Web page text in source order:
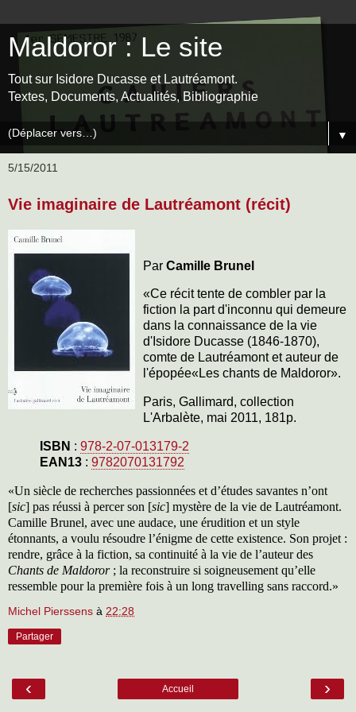
Maldoror : Le site
Tout sur Isidore Ducasse et Lautréamont.
Textes, Documents, Actualités, Bibliographie
▼
5/15/2011
Vie imaginaire de Lautréamont (récit)
Par Camille Brunel
«Ce récit tente de combler par la
fiction la part d'inconnu qui demeure
dans la connaissance de la vie
d'Isidore Ducasse (1846-1870),
comte de Lautréamont et auteur de
l'épopée«Les chants de Maldoror».
Paris, Gallimard, collection
L'Arbalète, mai 2011, 181p.
ISBN : 978-2-07-013179-2
EAN13 : 9782070131792
«Un siècle de recherches passionnées et d’études savantes n’ont
[sic] pas réussi à percer son [sic] mystère de la vie de Lautréamont.
Camille Brunel, avec une audace, une érudition et un style
étonnants, a voulu résoudre l’énigme de cette existence. Son projet :
rendre, grâce à la fiction, sa continuité à la vie de l’auteur des
Chants de Maldoror ; la reconstruire si soigneusement qu’elle
ressemble pour la première fois à un long travelling sans raccord.»
Michel Pierssens à 22:28
Partager
‹ ›
Accueil